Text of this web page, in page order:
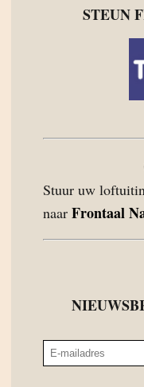
STEUN
Stuur uw
naar Frontaal